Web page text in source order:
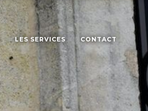
LES SERVICES CONTACT